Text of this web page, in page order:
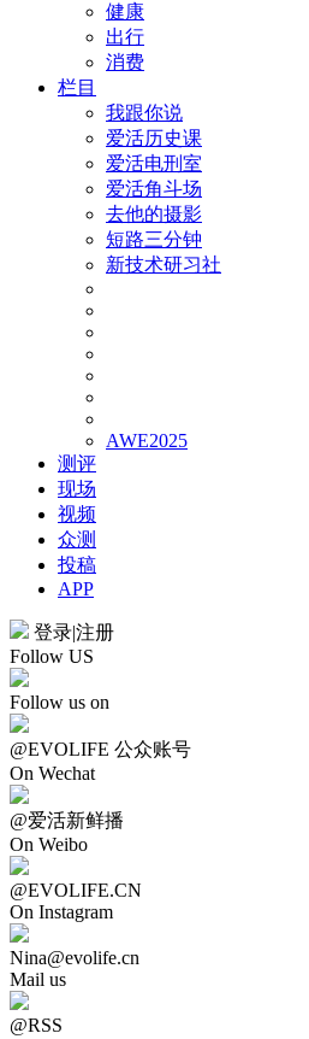
健康
出行
消费
栏目
我跟你说
爱活历史课
爱活电刑室
爱活角斗场
去他的摄影
短路三分钟
新技术研习社
AWE2025
测评
现场
视频
众测
投稿
APP
登录|注册
Follow US
Follow us on
@EVOLIFE 公众账号
On Wechat
@爱活新鲜播
On Weibo
@EVOLIFE.CN
On Instagram
Nina@evolife.cn
Mail us
@RSS